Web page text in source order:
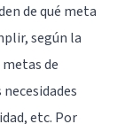
de qué meta
según la
de
etc. Por